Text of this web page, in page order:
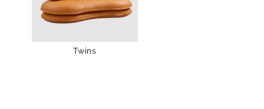
Twins